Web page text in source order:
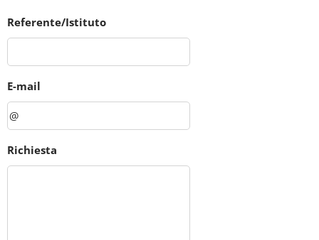
Referente/Istituto
E-mail
Richiesta